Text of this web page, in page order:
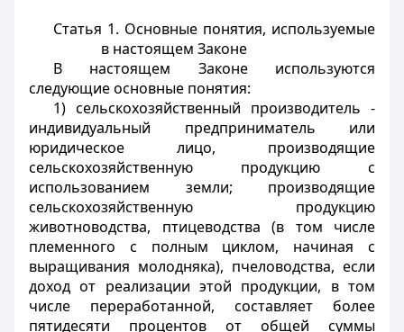
Статья 1. Основные понятия, используемые
в настоящем Законе
В настоящем Законе используются
следующие основные понятия:
1) сельскохозяйственный производитель -
индивидуальный предприниматель или
юридическое лицо, производящие
сельскохозяйственную продукцию с
использованием земли; производящие
сельскохозяйственную продукцию
животноводства, птицеводства (в том числе
племенного с полным циклом, начиная с
выращивания молодняка), пчеловодства, если
доход от реализации этой продукции, в том
числе переработанной, составляет более
пятидесяти процентов от общей суммы